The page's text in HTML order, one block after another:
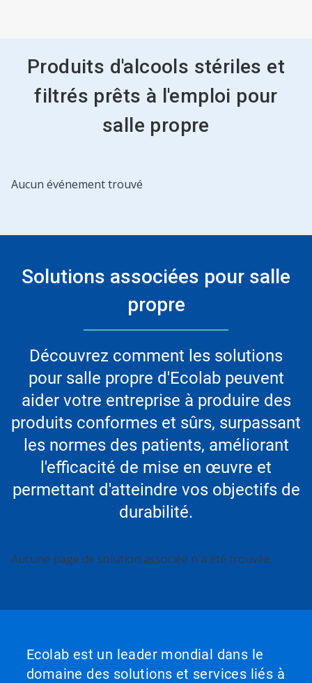
Produits d'alcools stériles et
filtrés prêts à l'emploi pour
salle propre
Aucun événement trouvé
Solutions associées pour salle
propre
Découvrez comment les solutions
pour salle propre d'Ecolab peuvent
aider votre entreprise à produire des
produits conformes et sûrs, surpassant
les normes des patients, améliorant
l'efficacité de mise en œuvre et
permettant d'atteindre vos objectifs de
durabilité.
Aucune page de solution associée n'a été trouvée.
Ecolab est un leader mondial dans le
domaine des solutions et services liés à